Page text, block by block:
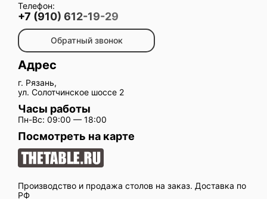
Производство и продажа столов на заказ. Доставка по
РФ
Телефон:
+7 (910) 612-19-29
Обратный звонок
Адрес
г. Рязань,
ул. Солотчинское шоссе 2
Часы работы
Пн-Вс: 09:00 — 18:00
Посмотреть на карте